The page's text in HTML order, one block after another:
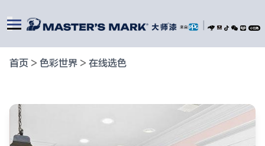
首页 > 色彩世界 > 在线选色